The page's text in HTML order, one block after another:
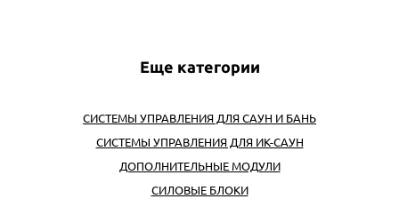
Еще категории
СИСТЕМЫ УПРАВЛЕНИЯ ДЛЯ САУН И БАНЬ
СИСТЕМЫ УПРАВЛЕНИЯ ДЛЯ ИК-САУН
ДОПОЛНИТЕЛЬНЫЕ МОДУЛИ
СИЛОВЫЕ БЛОКИ